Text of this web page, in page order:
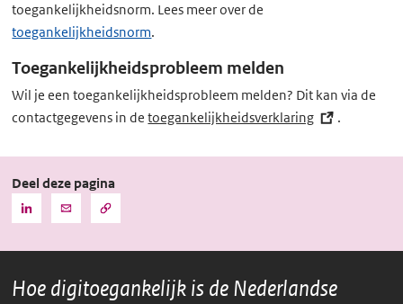
toegankelijkheidsnorm. Lees meer over de
toegankelijkheidsnorm.
Toegankelijkheidsprobleem melden
Wil je een toegankelijkheidsprobleem melden? Dit kan via de
contactgegevens in detoegankelijkheidsverklaring (externe
.
Deel deze pagina
Deel
pagina
LinkedIn
Deel
pagina
Mail
Kopieer
de
naar
Hoe digitoegankelijk is de Nederlandse